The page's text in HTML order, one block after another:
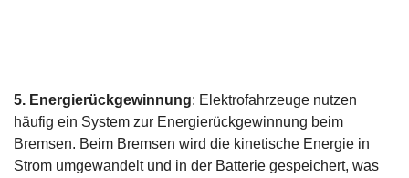
5. Energierückgewinnung: Elektrofahrzeuge nutzen
häufig ein System zur Energierückgewinnung beim
Bremsen. Beim Bremsen wird die kinetische Energie in
Strom umgewandelt und in der Batterie gespeichert, was